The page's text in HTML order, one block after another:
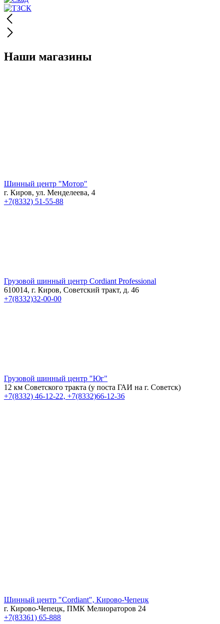
Наши магазины
Шинный центр "Мотор"
г. Киров, ул. Менделеева, 4
+7(8332) 51-55-88
Грузовой шинный центр Cordiant Professional
610014, г. Киров, Советский тракт, д. 46
+7(8332)32-00-00
Грузовой шинный центр "Юг"
12 км Советского тракта (у поста ГАИ на г. Советск)
+7(8332) 46-12-22, +7(8332)66-12-36
Шинный центр "Cordiant", Кирово-Чепецк
г. Кирово-Чепецк, ПМК Мелиораторов 24
+7(83361) 65-888